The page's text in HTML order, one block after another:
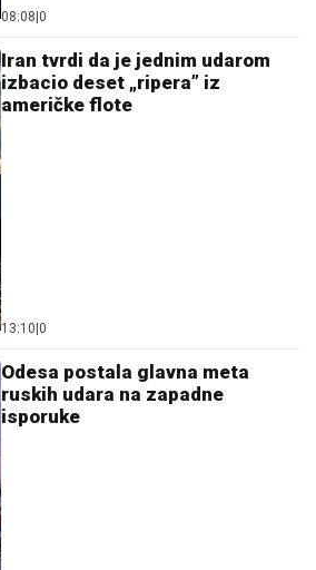
08:08 0
Iran tvrdi da je jednim udarom
izbacio deset „ripera” iz
američke flote
13:10 0
Odesa postala glavna meta
ruskih udara na zapadne
isporuke